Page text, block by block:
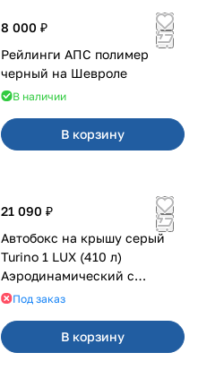
8 000 ₽
Рейлинги АПС полимер
черный на Шевроле
В наличии
В корзину
21 090 ₽
Автобокс на крышу серый
Turino 1 LUX (410 л)
Аэродинамический с
двусторонним открыванием
Под заказ
В корзину